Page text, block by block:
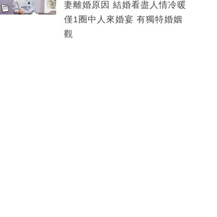
妻離婚原因 結婚看盡人情冷暖
僅1圈中人來婚宴 有獨特婚姻
觀